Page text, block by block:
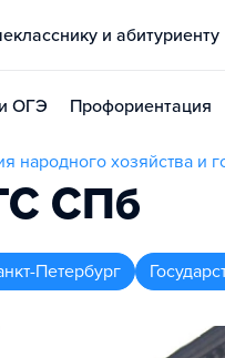
и абитуриенту
ОГЭ Профориентация
народного хозяйства
СПб
Петербург